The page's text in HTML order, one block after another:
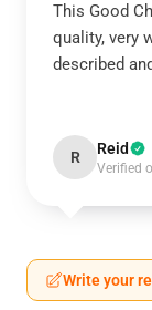
This Good
quality, very
described
R Reid
Verified
Write your